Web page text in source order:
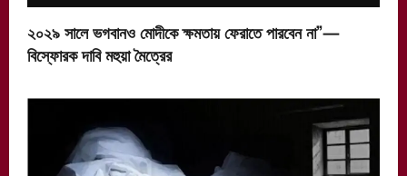
২০২৯ সালে ভগবানও মোদীকে ক্ষমতায় ফেরাতে পারবেন না”—
বিস্ফোরক দাবি মহুয়া মৈত্রের